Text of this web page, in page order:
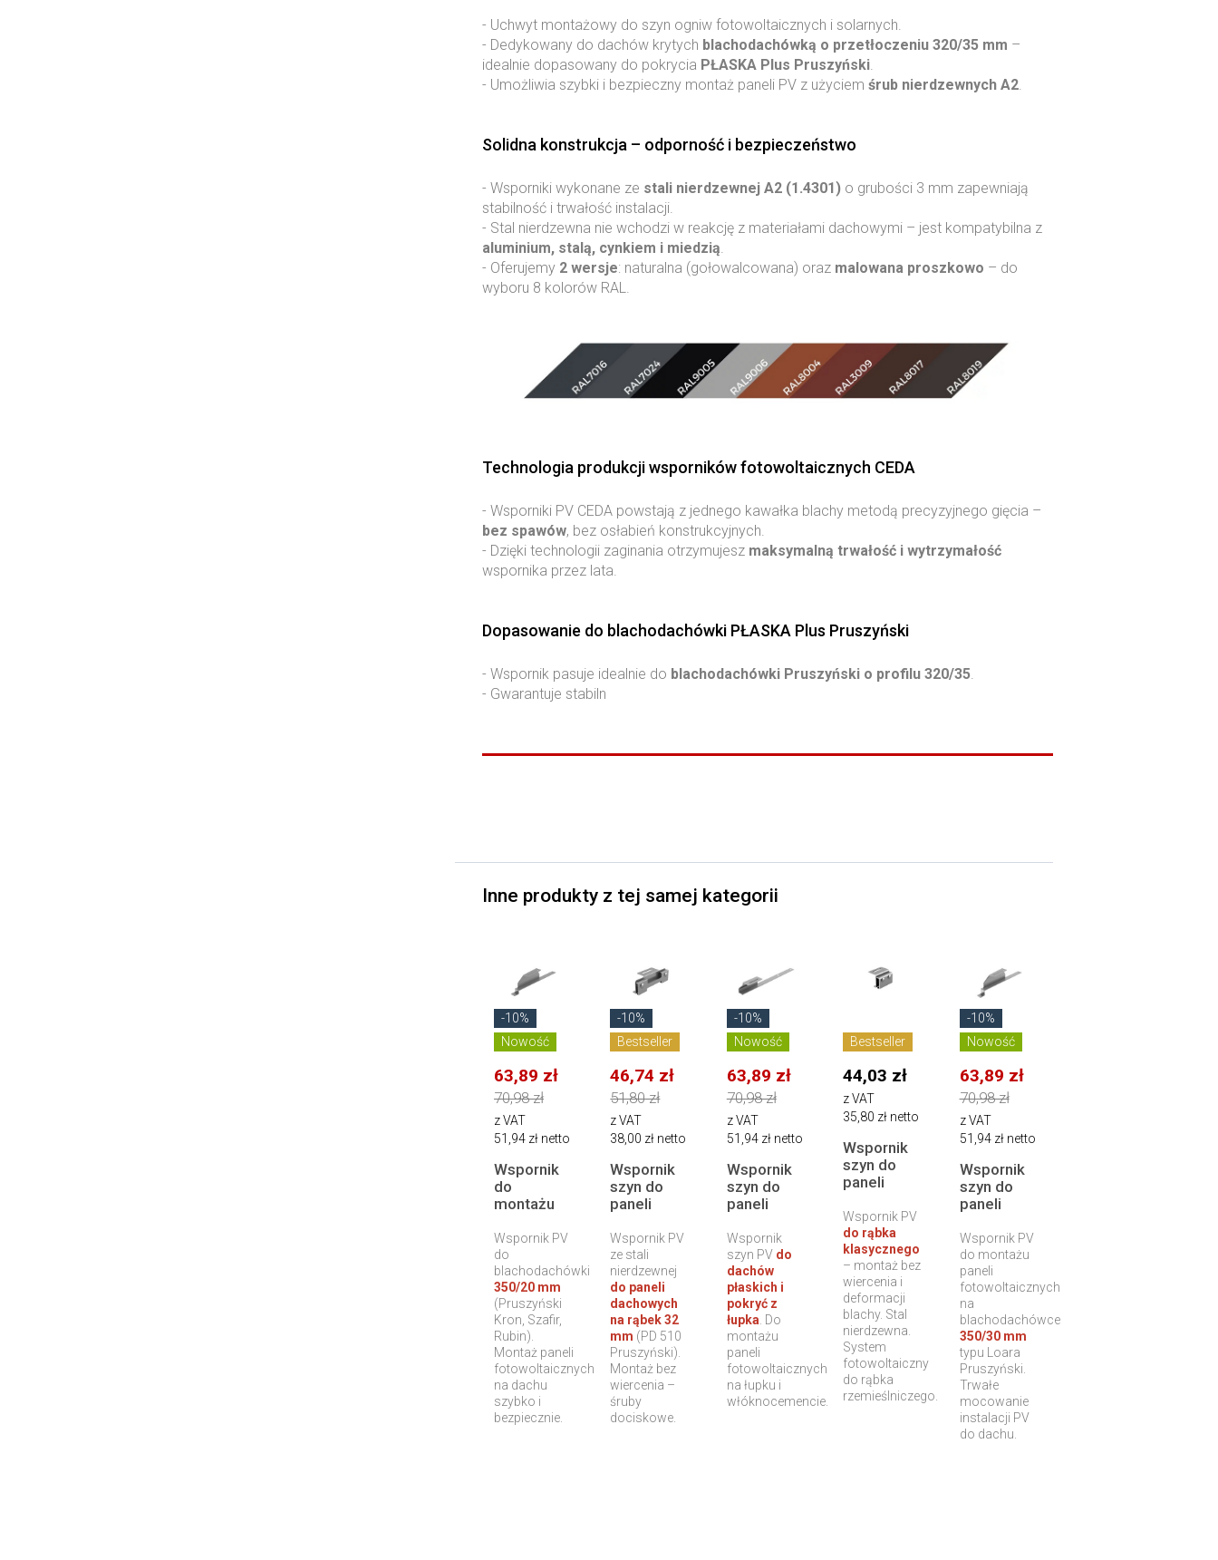
- Uchwyt montażowy do szyn ogniw fotowoltaicznych i solarnych.
- Dedykowany do dachów krytych blachodachówką o przetłoczeniu 320/35 mm –
idealnie dopasowany do pokrycia PŁASKA Plus Pruszyński.
- Umożliwia szybki i bezpieczny montaż paneli PV z użyciem śrub nierdzewnych A2.
Solidna konstrukcja – odporność i bezpieczeństwo
- Wsporniki wykonane ze stali nierdzewnej A2 (1.4301) o grubości 3 mm zapewniają
stabilność i trwałość instalacji.
- Stal nierdzewna nie wchodzi w reakcję z materiałami dachowymi – jest kompatybilna z
aluminium, stalą, cynkiem i miedzią.
- Oferujemy 2 wersje: naturalna (gołowalcowana) oraz malowana proszkowo – do
wyboru 8 kolorów RAL.
Technologia produkcji wsporników fotowoltaicznych CEDA
- Wsporniki PV CEDA powstają z jednego kawałka blachy metodą precyzyjnego gięcia –
bez spawów, bez osłabień konstrukcyjnych.
- Dzięki technologii zaginania otrzymujesz maksymalną trwałość i wytrzymałość
wspornika przez lata.
Dopasowanie do blachodachówki PŁASKA Plus Pruszyński
- Wspornik pasuje idealnie do blachodachówki Pruszyński o profilu 320/35
- Gwarantuje stabiln
Inne produkty z tej samej kategorii
-10%
Nowość
63,89 zł
70,98 zł
z VAT
51,94 zł netto
Wspornik
do
montażu
fotowoltaicznych
–
blachodachówka
350/20
Pruszyński
Kron,
Szafir,
Rubin i inne
Wspornik PV
do
blachodachówki
350/20 mm
(Pruszyński
Kron, Szafir,
Rubin).
Montaż paneli
fotowoltaicznych
na dachu
szybko i
bezpiecznie.
-10%
Bestseller
46,74 zł
51,80 zł
z VAT
38,00 zł netto
Wspornik
szyn do
paneli
– blacha
panelowa
na rąbek,
zamek do
32 mm
Wspornik PV
ze stali
nierdzewnej
do paneli
dachowych
na rąbek 32
mm (PD 510
Pruszyński).
Montaż bez
wiercenia –
śruby
dociskowe.
-10%
Nowość
63,89 zł
70,98 zł
z VAT
51,94 zł netto
Wspornik
szyn do
paneli
fotowoltaicznych
– dachy
płaskie i
pokrycie z
łupka
Wspornik
szyn PV do
dachów
płaskich i
pokryć z
łupka . Do
montażu
paneli
fotowoltaicznych
na łupku i
włóknocemencie.
Bestseller
44,03 zł
z VAT
35,80 zł netto
Wspornik
szyn do
paneli
fotowoltaicznych
– blacha na
rąbek
rzemieślniczy
(tradycyjny)
Wspornik PV
do rąbka
klasycznego
– montaż bez
wiercenia i
deformacji
blachy. Stal
nierdzewna.
System
fotowoltaiczny
do rąbka
rzemieślniczego.
-10%
Nowość
63,89 zł
70,98 zł
z VAT
51,94 zł netto
Wspornik
szyn do
paneli
–
blachodachówka
350/30
Loara,
Tigra,
Szafir,
Modus,
Optima,
Ren
Pruszyński
i inne
Wspornik PV
do montażu
paneli
fotowoltaicznych
na
blachodachówce
350/30 mm
typu Loara
Pruszyński.
Trwałe
mocowanie
instalacji PV
do dachu.